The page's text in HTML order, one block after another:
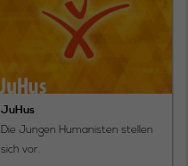
JuHus
Die Jungen Humanisten stellen
sich vor.